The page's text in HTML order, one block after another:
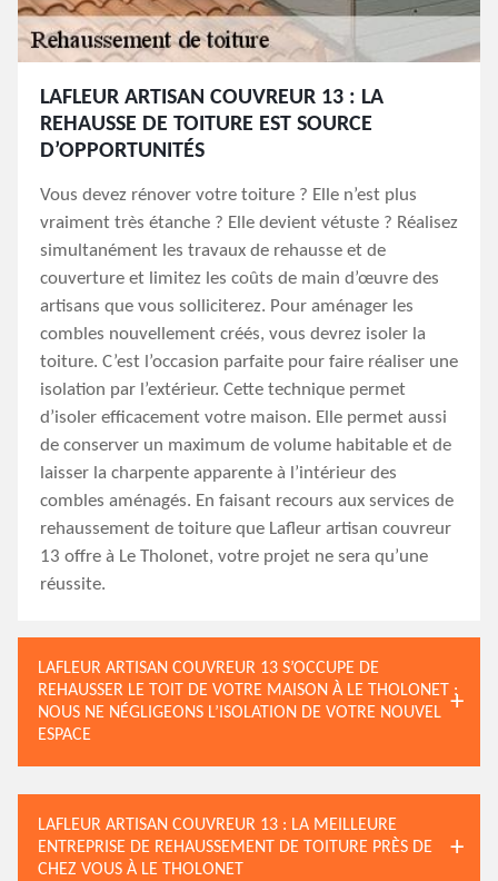
LAFLEUR ARTISAN COUVREUR 13 : LA
REHAUSSE DE TOITURE EST SOURCE
D’OPPORTUNITÉS
Vous devez rénover votre toiture ? Elle n’est plus
vraiment très étanche ? Elle devient vétuste ? Réalisez
simultanément les travaux de rehausse et de
couverture et limitez les coûts de main d’œuvre des
artisans que vous solliciterez. Pour aménager les
combles nouvellement créés, vous devrez isoler la
toiture. C’est l’occasion parfaite pour faire réaliser une
isolation par l’extérieur. Cette technique permet
d’isoler efficacement votre maison. Elle permet aussi
de conserver un maximum de volume habitable et de
laisser la charpente apparente à l’intérieur des
combles aménagés. En faisant recours aux services de
rehaussement de toiture que Lafleur artisan couvreur
13 offre à Le Tholonet, votre projet ne sera qu’une
réussite.
LAFLEUR ARTISAN COUVREUR 13 S’OCCUPE DE
REHAUSSER LE TOIT DE VOTRE MAISON À LE THOLONET :
NOUS NE NÉGLIGEONS L’ISOLATION DE VOTRE NOUVEL
ESPACE
LAFLEUR ARTISAN COUVREUR 13 : LA MEILLEURE
ENTREPRISE DE REHAUSSEMENT DE TOITURE PRÈS DE
CHEZ VOUS À LE THOLONET